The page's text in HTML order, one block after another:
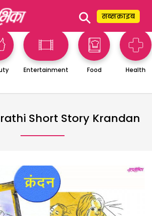
⚲ सब्सक्राइब
Entertainment Food Health
Short Story Krandan